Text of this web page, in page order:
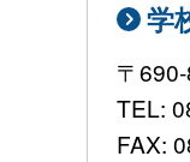
学
〒
TEL:
FAX: